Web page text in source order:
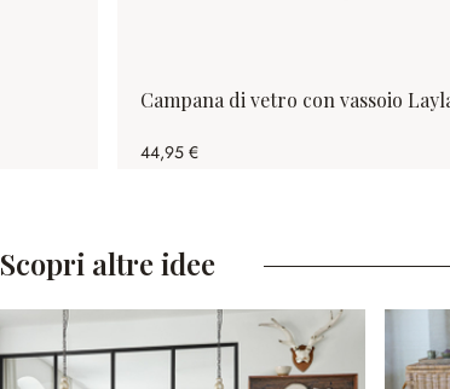
Campana di vetro con vassoio
44,95 €
Scopri altre idee